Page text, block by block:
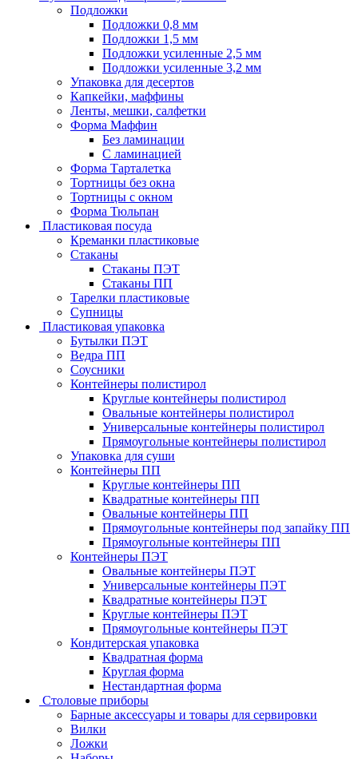
Подложки
Подложки 0,8 мм
Подложки 1,5 мм
Подложки усиленные 2,5 мм
Подложки усиленные 3,2 мм
Упаковка для десертов
Капкейки, маффины
Ленты, мешки, салфетки
Форма Маффин
Без ламинации
С ламинацией
Форма Тарталетка
Тортницы без окна
Тортницы с окном
Форма Тюльпан
Пластиковая посуда
Креманки пластиковые
Стаканы
Стаканы ПЭТ
Стаканы ПП
Тарелки пластиковые
Супницы
Пластиковая упаковка
Бутылки ПЭТ
Ведра ПП
Соусники
Контейнеры полистирол
Круглые контейнеры полистирол
Овальные контейнеры полистирол
Универсальные контейнеры полистирол
Прямоугольные контейнеры полистирол
Упаковка для суши
Контейнеры ПП
Круглые контейнеры ПП
Квадратные контейнеры ПП
Овальные контейнеры ПП
Прямоугольные контейнеры под запайку ПП
Прямоугольные контейнеры ПП
Контейнеры ПЭТ
Овальные контейнеры ПЭТ
Универсальные контейнеры ПЭТ
Квадратные контейнеры ПЭТ
Круглые контейнеры ПЭТ
Прямоугольные контейнеры ПЭТ
Кондитерская упаковка
Квадратная форма
Круглая форма
Нестандартная форма
Столовые приборы
Барные аксессуары и товары для сервировки
Вилки
Ложки